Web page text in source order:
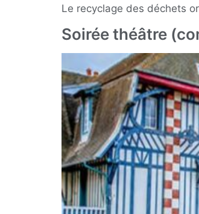
Le recyclage des déchets
Soirée théâtre